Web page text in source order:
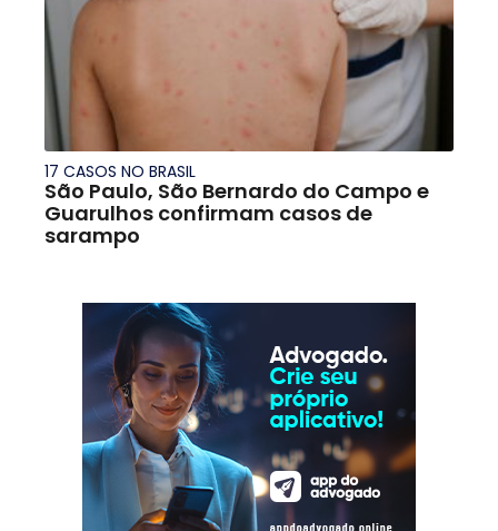
17 CASOS NO BRASIL
São Paulo, São Bernardo do Campo e
Guarulhos confirmam casos de
sarampo